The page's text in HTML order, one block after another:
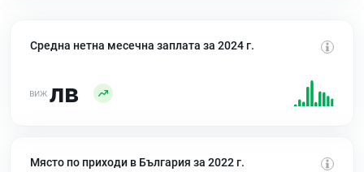
Средна нетна месечна заплата за 2024 г.
лв
Място по приходи в България за 2022 г.